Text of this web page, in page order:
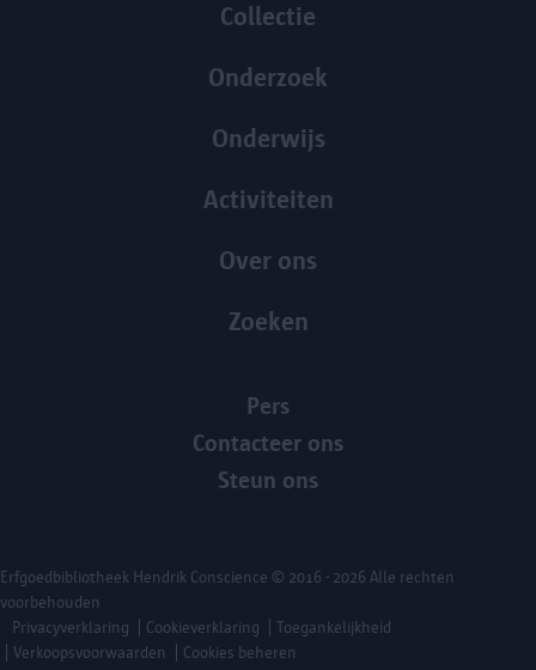
Collectie
Onderzoek
Onderwijs
Activiteiten
Over ons
Zoeken
Pers
Contacteer ons
Steun ons
Erfgoedbibliotheek Hendrik Conscience © 2016 - 2026 Alle rechten
voorbehouden
Privacyverklaring
Cookieverklaring
Toegankelijkheid
Verkoopsvoorwaarden
Cookies beheren